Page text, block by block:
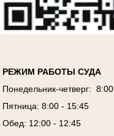
РЕЖИМ РАБОТЫ СУДА
Понедельник-четверг:
Пятница: 8:00 - 15:45
Обед: 12:00 - 12:45